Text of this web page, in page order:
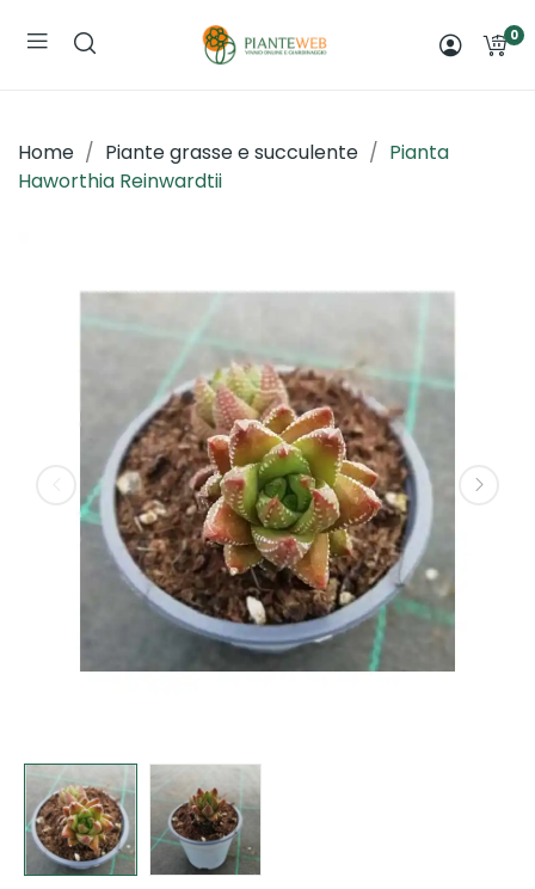
0
Home Piante grasse e succulente
Pianta
Haworthia Reinwardtii